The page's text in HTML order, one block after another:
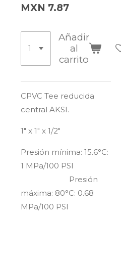
MXN 7.87
Añadir
al
carrito
CPVC Tee reducida
central AKSI.
1" x 1" x 1/2"
Presión mínima: 15.6°C:
1 MPa/100 PSI
Presión
máxima: 80°C: 0.68
MPa/100 PSI